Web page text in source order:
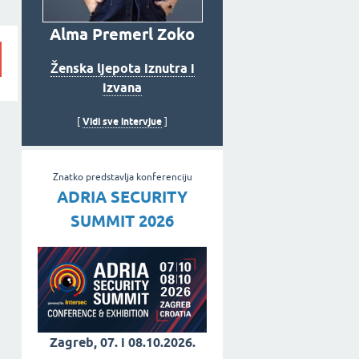
Alma Premerl Zoko
Ženska ljepota iznutra i
izvana
Vidi sve intervjue
Znatko predstavlja konferenciju
ADRIA SECURITY
SUMMIT 2026
Zagreb, 07. i 08.10.2026.